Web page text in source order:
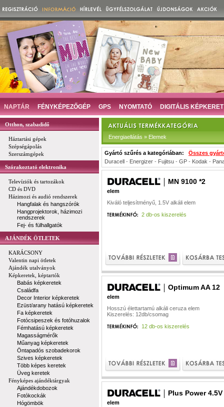
NAPTÁR FÉNYKÉPEZŐGÉP GPS NYOMTATÓ DIGITÁLIS KÉPKERET
Otthon, szabadidő
Háztartási gépek
Szépségápolás
Szerszámgépek
Szórakoztató elektronika
Televíziók és tartozákok
CD és DVD
Házimozi és audió rendszerek
Hangfalak és hangszórók
Hangprojektorok, házimozi
rendszerek
Fej- és fülhallgatók
AJÁNDÉK ÖTLETEK
KARÁCSONY
Valentin napi ötletek
Ajándék utalványok
Képkeretek, képtartók
Babás képkeretek
Családfa
Decor Interior képkeretek
Ezüst/arany hatású képkeretek
Fa képkeretek
Fotócsipeszek és fotóhuzalok
Fémhatású képkeretek
Magasságmérők
Műanyag képkeretek
Öntapadós szobadekorok
Szives képkeretek
Több képes keretek
Üveg keretek
Fényképes ajándéktárgyak
Ajándékdobozok
Fotókockák
Hógömbök
Energiaellátás » Elemek
Gyártó szűrés a kategóriában: Összes
Duracell - Energizer - Fujitsu - GP - Kodak -
MN 9100 *2
elem
Kiváló teljesítményű, 1.5V alkáli elem
2 db-os kiszerelés
Optimum AA 12
elem
Hosszú élettartamú alkáli ceruza elem
Kiszerelés: 12db/csomag
12 db-os kiszerelés
Plus Power 4.5V
elem